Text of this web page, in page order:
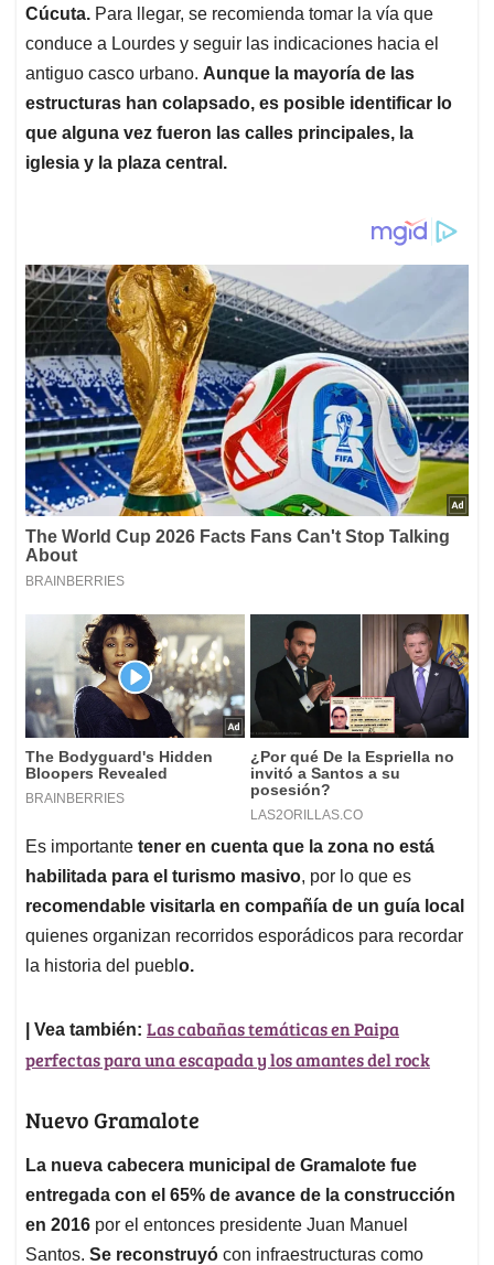
Cúcuta. Para llegar, se recomienda tomar la vía que
conduce a Lourdes y seguir las indicaciones hacia el
antiguo casco urbano. Aunque la mayoría de las
estructuras han colapsado, es posible identificar lo
que alguna vez fueron las calles principales, la
iglesia y la plaza central.
Es importante tener en cuenta que la zona no está
habilitada para el turismo masivo, por lo que es
recomendable visitarla en compañía de un guía local
quienes organizan recorridos esporádicos para recordar
la historia del puebl o.
| Vea también: Las cabañas temáticas en Paipa
perfectas para una escapada y los amantes del rock
Nuevo Gramalote
La nueva cabecera municipal de Gramalote fue
entregada con el 65% de avance de la construcción
en 2016 por el entonces presidente Juan Manuel
Santos. Se reconstruyó con infraestructuras como